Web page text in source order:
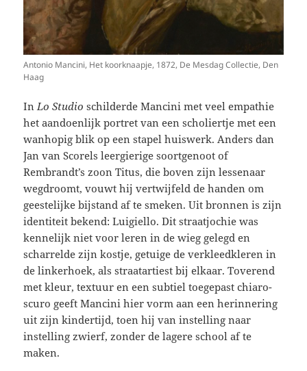
Antonio Mancini, Het koorknaapje, 1872, De Mesdag Collectie, Den
Haag
In Lo Studio schilderde Mancini met veel empathie
het aandoenlijk portret van een scholiertje met een
wanhopig blik op een stapel huiswerk. Anders dan
Jan van Scorels leergierige soortgenoot of
Rembrandt’s zoon Titus, die boven zijn lessenaar
wegdroomt, vouwt hij vertwijfeld de handen om
geestelijke bijstand af te smeken. Uit bronnen is zijn
identiteit bekend: Luigiello. Dit straatjochie was
kennelijk niet voor leren in de wieg gelegd en
scharrelde zijn kostje, getuige de verkleedkleren in
de linkerhoek, als straatartiest bij elkaar. Toverend
met kleur, textuur en een subtiel toegepast chiaro-
scuro geeft Mancini hier vorm aan een herinnering
uit zijn kindertijd, toen hij van instelling naar
instelling zwierf, zonder de lagere school af te
maken.